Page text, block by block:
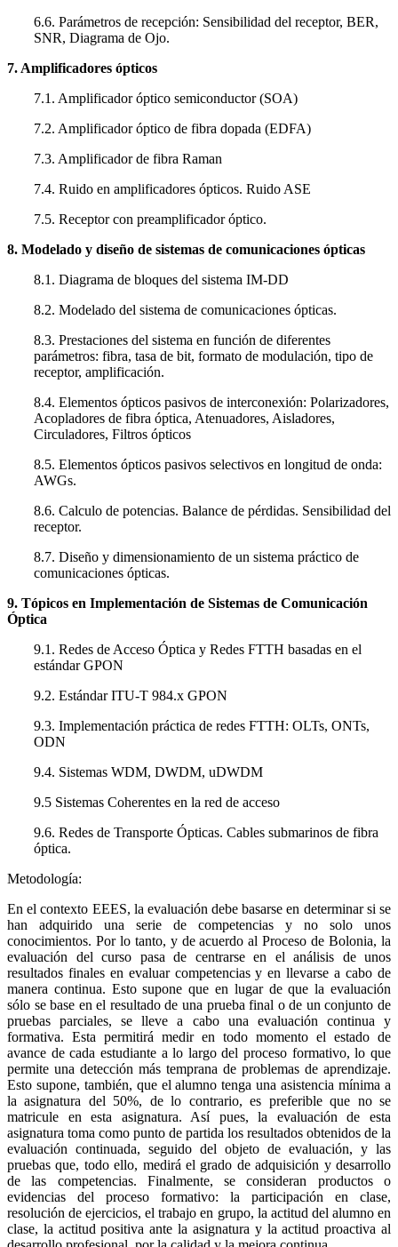
6.6. Parámetros de recepción: Sensibilidad del receptor, BER,
SNR, Diagrama de Ojo.
7. Amplificadores ópticos
7.1. Amplificador óptico semiconductor (SOA)
7.2. Amplificador óptico de fibra dopada (EDFA)
7.3. Amplificador de fibra Raman
7.4. Ruido en amplificadores ópticos. Ruido ASE
7.5. Receptor con preamplificador óptico.
8. Modelado y diseño de sistemas de comunicaciones ópticas
8.1. Diagrama de bloques del sistema IM-DD
8.2. Modelado del sistema de comunicaciones ópticas.
8.3. Prestaciones del sistema en función de diferentes
parámetros: fibra, tasa de bit, formato de modulación, tipo de
receptor, amplificación.
8.4. Elementos ópticos pasivos de interconexión: Polarizadores,
Acopladores de fibra óptica, Atenuadores, Aisladores,
Circuladores, Filtros ópticos
8.5. Elementos ópticos pasivos selectivos en longitud de onda:
AWGs.
8.6. Calculo de potencias. Balance de pérdidas. Sensibilidad del
receptor.
8.7. Diseño y dimensionamiento de un sistema práctico de
comunicaciones ópticas.
9. Tópicos en Implementación de Sistemas de Comunicación
Óptica
9.1. Redes de Acceso Óptica y Redes FTTH basadas en el
estándar GPON
9.2. Estándar ITU-T 984.x GPON
9.3. Implementación práctica de redes FTTH: OLTs, ONTs,
ODN
9.4. Sistemas WDM, DWDM, uDWDM
9.5 Sistemas Coherentes en la red de acceso
9.6. Redes de Transporte Ópticas. Cables submarinos de fibra
óptica.
Metodología:
En el contexto EEES, la evaluación debe basarse en determinar si se
han adquirido una serie de competencias y no solo unos
conocimientos. Por lo tanto, y de acuerdo al Proceso de Bolonia, la
evaluación del curso pasa de centrarse en el análisis de unos
resultados finales en evaluar competencias y en llevarse a cabo de
manera continua. Esto supone que en lugar de que la evaluación
sólo se base en el resultado de una prueba final o de un conjunto de
pruebas parciales, se lleve a cabo una evaluación continua y
formativa. Esta permitirá medir en todo momento el estado de
avance de cada estudiante a lo largo del proceso formativo, lo que
permite una detección más temprana de problemas de aprendizaje.
Esto supone, también, que el alumno tenga una asistencia mínima a
la asignatura del 50%, de lo contrario, es preferible que no se
matricule en esta asignatura. Así pues, la evaluación de esta
asignatura toma como punto de partida los resultados obtenidos de la
evaluación continuada, seguido del objeto de evaluación, y las
pruebas que, todo ello, medirá el grado de adquisición y desarrollo
de las competencias. Finalmente, se consideran productos o
evidencias del proceso formativo: la participación en clase,
resolución de ejercicios, el trabajo en grupo, la actitud del alumno en
clase, la actitud positiva ante la asignatura y la actitud proactiva al